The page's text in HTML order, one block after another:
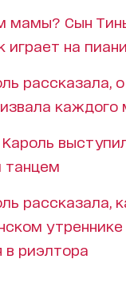
мамы? Сын
играет на
рассказала,
каждого
танцем
рассказала,
утреннике
в риэлтора